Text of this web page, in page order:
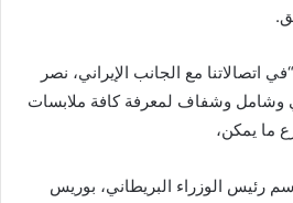
اتصالاتنا مع الجانب الإيراني، نصر
وشفاف لمعرفة كافة ملابسات
ما يمكن،
رئيس الوزراء البريطاني، بوريس